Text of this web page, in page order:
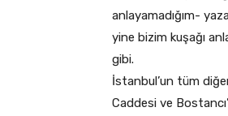
anlayamadığım-
yine bizim kuşağı
gibi.
İstanbul’un tüm
Caddesi ve